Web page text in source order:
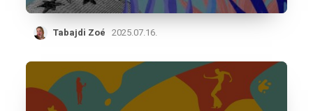
Tabajdi Zoé 2025.07.16.